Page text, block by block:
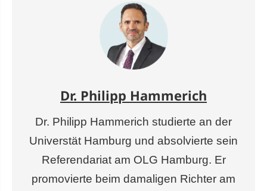
Dr. Philipp Hammerich
Dr. Philipp Hammerich studierte an der
Universtät Hamburg und absolvierte sein
Referendariat am OLG Hamburg. Er
promovierte beim damaligen Richter am